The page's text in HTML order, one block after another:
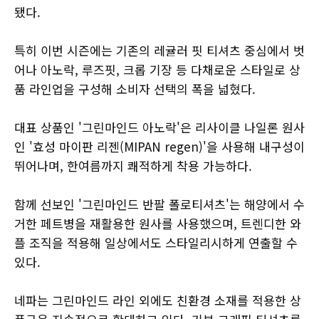
됐다.
특히 이번 시즌에는 기존의 레귤러 핏 티셔츠 중심에서 벗
어나 아노락, 루즈핏, 크롭 기장 등 다채로운 스타일로 상
품 라인업을 구성해 소비자 선택의 폭을 넓혔다.
대표 상품인 '그린마인드 아노락'은 리사이클 나일론 원사
인 '효성 마이판 리젠(MIPAN regen)'을 사용해 내구성이
뛰어나며, 한여름까지 쾌적하게 착용 가능하다.
함께 선보인 '그린마인드 반팔 폴로티셔츠'는 해양에서 수
거한 페트병을 재활용한 원사를 사용했으며, 트렌디한 와
플 조직을 적용해 일상에서도 스타일리시하게 연출할 수
있다.
네파는 그린마인드 라인 외에도 친환경 소재를 적용한 상